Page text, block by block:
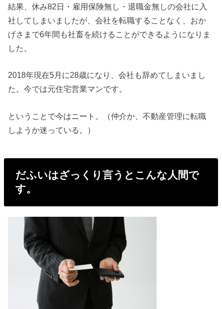
結果、休み82日・雇用保険無し・退職金無しの会社に入
社してしまいましたが、会社を転職することなく、おか
げさまで6年間も社畜を続けることができるようになりま
した。
2018年現在5月に28歳になり、会社も辞めてしまいまし
た。今では元住宅営業マンです。
ということで今はニート。（仲介か、不動産管理に転職
しようか迷っている。）
だふいはざっくり言うとこんな人間で
す。